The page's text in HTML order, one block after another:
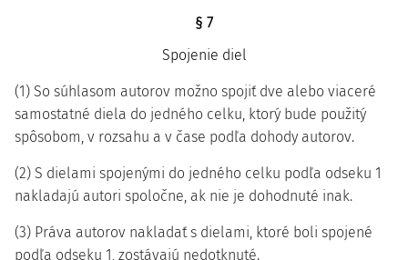
§ 7
Spojenie diel
(1) So súhlasom autorov možno spojiť dve alebo viaceré
samostatné diela do jedného celku, ktorý bude použitý
spôsobom, v rozsahu a v čase podľa dohody autorov.
(2) S dielami spojenými do jedného celku podľa odseku 1
nakladajú autori spoločne, ak nie je dohodnuté inak.
(3) Práva autorov nakladať s dielami, ktoré boli spojené
podľa odseku 1, zostávajú nedotknuté.